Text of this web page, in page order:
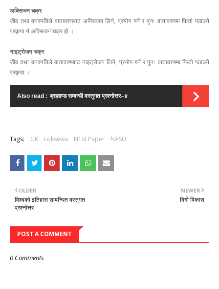
अक्सिजन चक्र
जीव तथा वनस्पतिले वातावरणबाट अक्सिजन लिने, प्रयोग गर्ने र पुनः वातावरणमा फिर्ता पठाउने
प्रकृया नै अक्सिजन चक्र हो ।
नाइट्रोजन चक्र
जीव तथा वनस्पतिले वातावरणबाट नाइट्रोजन लिने, प्रयोग गर्ने र पुनः वातावरणमा फिर्ता पठाउने
प्रकृया ।
Also read : ब्रह्माण्ड सम्बन्धी वस्तुगत प्रश्नोत्तर–४
Tags: GK Loksewa N1st Paper NASU
NEWER
दिगो विकास
OLDER
विश्वको इतिहास सम्बन्धित वस्तुगत
प्रश्नोत्तर
POST A COMMENT
0 Comments